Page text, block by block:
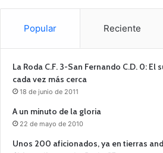
Popular Reciente
La Roda C.F. 3-San Fernando C.D. 0:
cada vez más cerca
18 de junio de 2011
A un minuto de la gloria
22 de mayo de 2010
Unos 200 aficionados, ya en tierras